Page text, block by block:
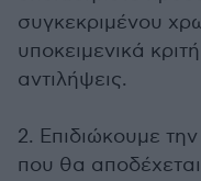
συγκεκριμένου
υποκειμενικά
αντιλήψεις.
2. Επιδιώκουμε
που θα